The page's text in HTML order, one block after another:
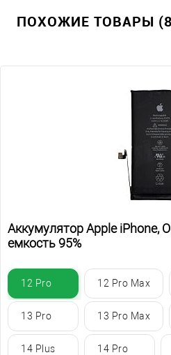
ПОХОЖИЕ ТОВАРЫ
Аккумулятор Apple iPhone,
емкость 95%
12 Pro 12 Pro Max
13 Pro 13 Pro Max
14 Plus 14 Pro